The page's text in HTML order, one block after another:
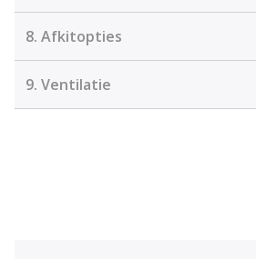
8. Afkitopties
9. Ventilatie